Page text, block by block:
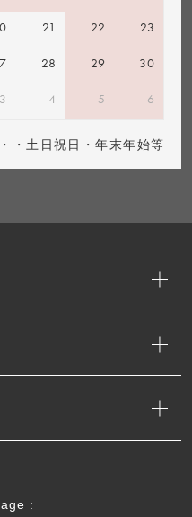
:
21 22 23
28 29 30
3 4 5 6
・土日祝日・年末年始等